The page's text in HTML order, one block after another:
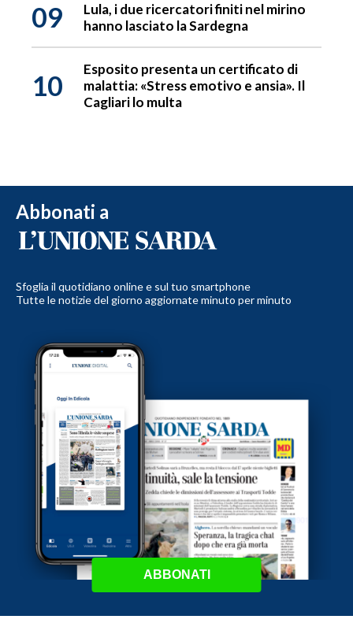
09
Lula, i due ricercatori finiti nel mirino
hanno lasciato la Sardegna
10
Esposito presenta un certificato di
malattia: «Stress emotivo e ansia». Il
Cagliari lo multa
Abbonati a
Sfoglia il quotidiano online e sul tuo smartphone
Tutte le notizie del giorno aggiornate minuto per minuto
ABBONATI